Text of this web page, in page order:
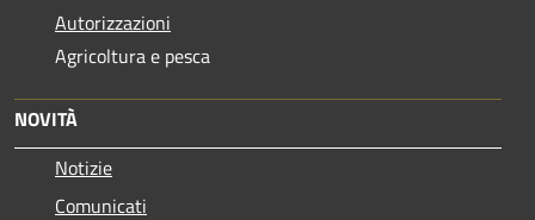
Autorizzazioni
Agricoltura e pesca
NOVITÀ
Notizie
Comunicati